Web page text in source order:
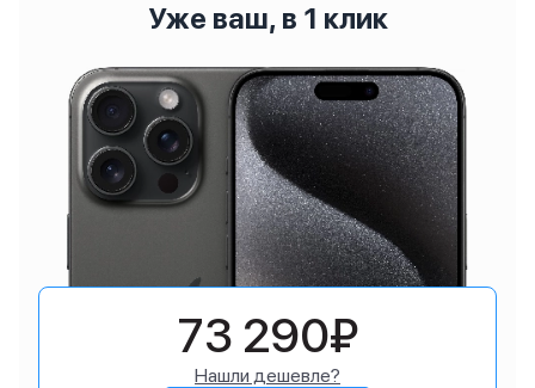
Уже ваш, в 1 клик
73 290₽
Нашли дешевле?